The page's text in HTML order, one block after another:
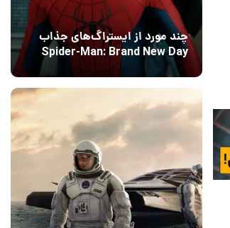
چند مورد از ایستراگ‌های جذاب
Spider-Man: Brand New Day
فاش شدند
5